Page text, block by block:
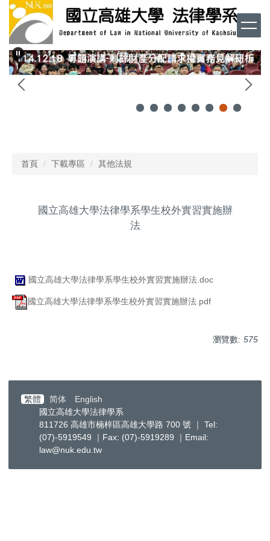
跳
主
要
內
容
首頁 下載專區 其他法規
國立高雄大學法律學系學生校外實習實施辦
法
國立高雄大學法律學系學生校外實習實施辦法.doc
國立高雄大學法律學系學生校外實習實施辦法.pdf
瀏覽數: 575
繁體 简体
English
國立高雄大學法律學系
811726 高雄市楠梓區高雄大學路 700 號 ｜ Tel:
(07)-5919549 ｜Fax: (07)-5919289 ｜Email:
law@nuk.edu.tw